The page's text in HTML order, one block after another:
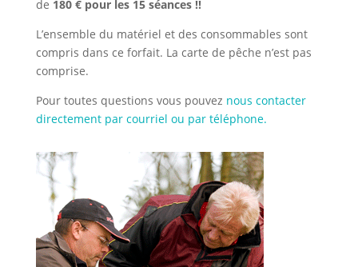
de 180 € pour les 15 séances !!
L’ensemble du matériel et des consommables sont
compris dans ce forfait. La carte de pêche n’est pas
comprise.
Pour toutes questions vous pouvez nous contacter
directement par courriel ou par téléphone.